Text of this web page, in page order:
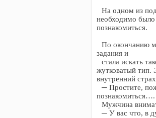
На одном из
необходимо было
познакомиться.
По окончанию
задания и
стала искать
жутковатый тип.
внутренний
─ Простите,
познакомиться….
Мужчина
─ У вас что, в